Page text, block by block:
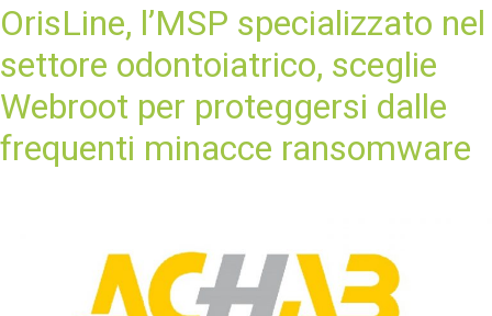
OrisLine, l’MSP specializzato nel
settore odontoiatrico, sceglie
Webroot per proteggersi dalle
frequenti minacce ransomware